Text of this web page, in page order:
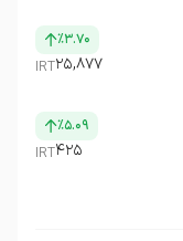
٪۳.۷۰
۲۵,۸۷۷IRT
٪۵.۰۹
۴۲۵IRT